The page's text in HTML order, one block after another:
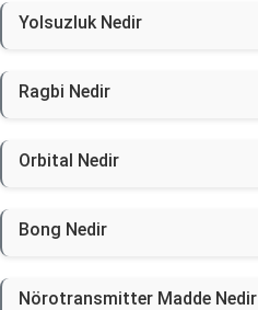
Yolsuzluk Nedir
Ragbi Nedir
Orbital Nedir
Bong Nedir
Nörotransmitter Madde Nedir